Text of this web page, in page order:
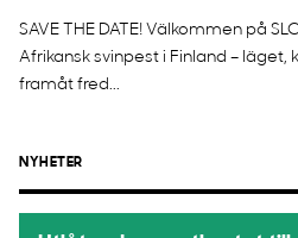
SAVE THE DATE! Välkommen på
Afrikansk svinpest i Finland –
framåt fred...
NYHETER